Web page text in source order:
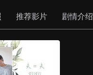
推荐影片 剧情介绍